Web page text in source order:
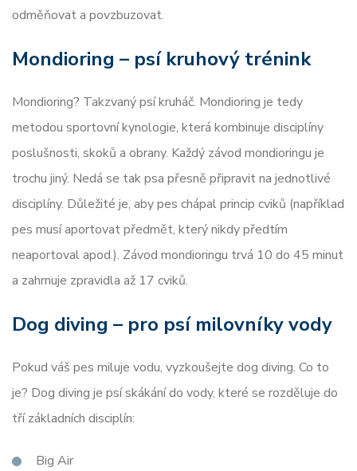
odměňovat a povzbuzovat.
Mondioring – psí kruhový trénink
Mondioring? Takzvaný psí kruháč. Mondioring je tedy
metodou sportovní kynologie, která kombinuje disciplíny
poslušnosti, skoků a obrany. Každý závod mondioringu je
trochu jiný. Nedá se tak psa přesně připravit na jednotlivé
disciplíny. Důležité je, aby pes chápal princip cviků (například
pes musí aportovat předmět, který nikdy předtím
neaportoval apod.). Závod mondioringu trvá 10 do 45 minut
a zahrnuje zpravidla až 17 cviků.
Dog diving – pro psí milovníky vody
Pokud váš pes miluje vodu, vyzkoušejte dog diving. Co to
je? Dog diving je psí skákání do vody, které se rozděluje do
tří základních disciplín:
Big Air